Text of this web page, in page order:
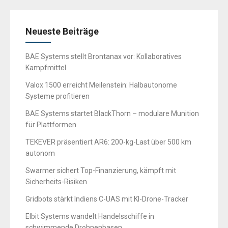
Neueste Beiträge
BAE Systems stellt Brontanax vor: Kollaboratives
Kampfmittel
Valox 1500 erreicht Meilenstein: Halbautonome
Systeme profitieren
BAE Systems startet BlackThorn – modulare Munition
für Plattformen
TEKEVER präsentiert AR6: 200-kg-Last über 500 km
autonom
Swarmer sichert Top-Finanzierung, kämpft mit
Sicherheits-Risiken
Gridbots stärkt Indiens C-UAS mit KI-Drone-Tracker
Elbit Systems wandelt Handelsschiffe in